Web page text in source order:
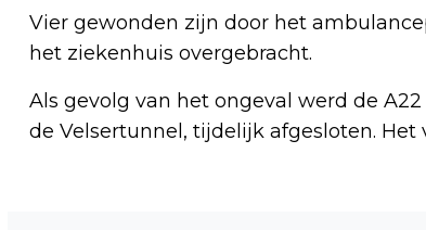
Vier gewonden zijn door het
het ziekenhuis overgebracht.
Als gevolg van het ongeval werd de
de Velsertunnel, tijdelijk afgesloten.